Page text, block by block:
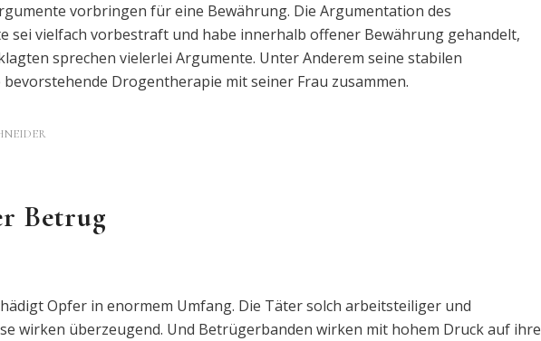
vorbringen für eine Bewährung. Die Argumentation des
sei vielfach vorbestraft und habe innerhalb offener Bewährung gehandelt,
sprechen vielerlei Argumente. Unter Anderem seine stabilen
Drogentherapie mit seiner Frau zusammen.
Betrug
Opfer in enormem Umfang. Die Täter solch arbeitsteiliger und
wirken überzeugend. Und Betrügerbanden wirken mit hohem Druck auf ihre